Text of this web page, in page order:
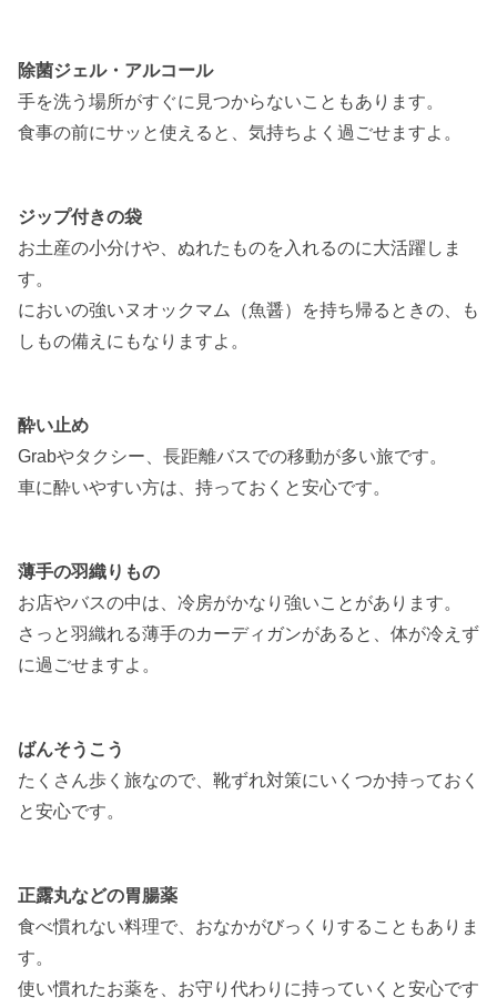
除菌ジェル・アルコール
手を洗う場所がすぐに見つからないこともあります。
食事の前にサッと使えると、気持ちよく過ごせますよ。
ジップ付きの袋
お土産の小分けや、ぬれたものを入れるのに大活躍しま
す。
においの強いヌオックマム（魚醤）を持ち帰るときの、も
しもの備えにもなりますよ。
酔い止め
Grabやタクシー、長距離バスでの移動が多い旅です。
車に酔いやすい方は、持っておくと安心です。
薄手の羽織りもの
お店やバスの中は、冷房がかなり強いことがあります。
さっと羽織れる薄手のカーディガンがあると、体が冷えず
に過ごせますよ。
ばんそうこう
たくさん歩く旅なので、靴ずれ対策にいくつか持っておく
と安心です。
正露丸などの胃腸薬
食べ慣れない料理で、おなかがびっくりすることもありま
す。
使い慣れたお薬を、お守り代わりに持っていくと安心です